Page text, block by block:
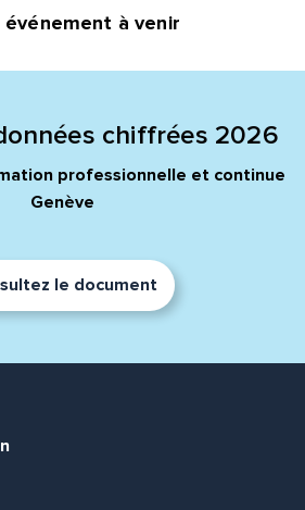
événement à venir
chiffrées 2026
professionnelle et continue
Genève
le document